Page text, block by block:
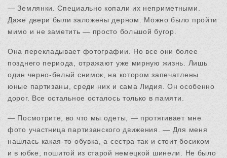
— Землянки. Специально копали их неприметными.
Даже двери были заложены дерном. Можно было пройти
мимо и не заметить — просто большой бугор.
Она перекладывает фотографии. Но все они более
позднего периода, отражают уже мирную жизнь. Лишь
один черно-белый снимок, на котором запечатлены
юные партизаны, среди них и сама Лидия. Он особенно
дорог. Все остальное осталось только в памяти.
— Посмотрите, во что мы одеты, — протягивает мне
фото участница партизанского движения. — Для меня
нашлась какая-то обувка, а сестра так и стоит босиком
и в юбке, пошитой из старой немецкой шинели. Не было